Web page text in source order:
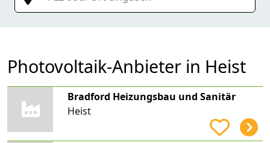
Photovoltaik-Anbieter in Heist
Bradford Heizungsbau und Sanitär
Heist